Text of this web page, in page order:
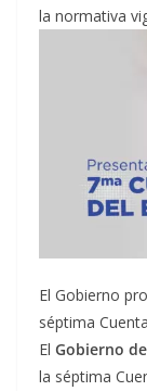
la normativa
El Gobierno
séptima
El Gobierno
la séptima